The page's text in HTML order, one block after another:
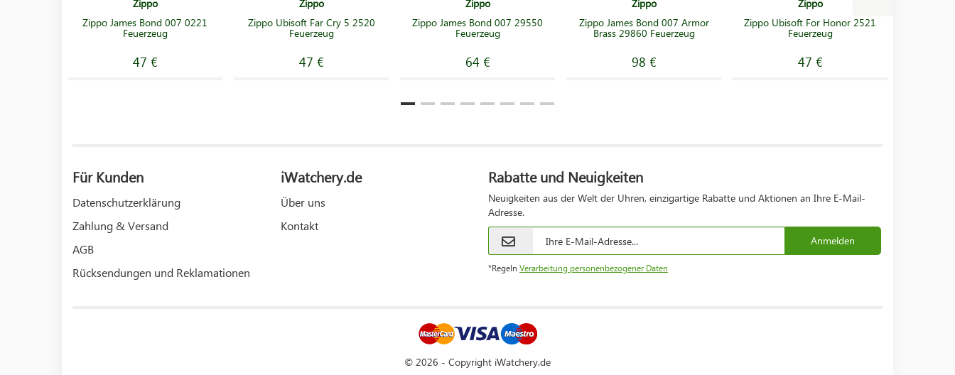
Zippo
Zippo James Bond 007 0221
Feuerzeug
47 €
Zippo
Zippo Ubisoft Far Cry 5 2520
Feuerzeug
47 €
Zippo
Zippo James Bond 007 29550
Feuerzeug
64 €
Zippo
Zippo James Bond 007 Armor
Brass 29860 Feuerzeug
98 €
Zippo
Zippo Ubisoft For Honor 2521
Feuerzeug
47 €
Für Kunden
Datenschutzerklärung
Zahlung & Versand
AGB
Rücksendungen und Reklamationen
iWatchery.de
Über uns
Kontakt
Rabatte und Neuigkeiten
Neuigkeiten aus der Welt der Uhren, einzigartige Rabatte und Aktionen an Ihre E-Mail-
Adresse.
Anmelden
*Regeln Verarbeitung personenbezogener Daten
© 2026 - Copyright iWatchery.de